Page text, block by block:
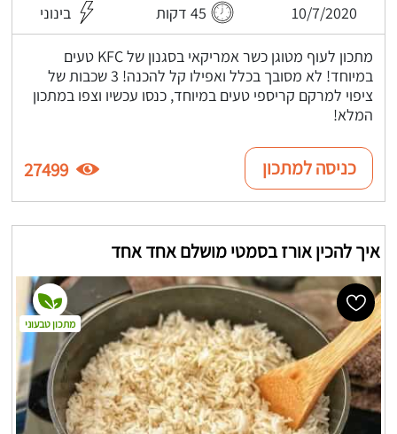
10/7/2020 45 דקות בינוני
מתכון לעוף מטוגן כשר אמריקאי בסגנון של KFC טעים
במיוחד! לא מסובך בכלל ואפילו קל להכנה! 3 שכבות של
ציפוי למרקם קריספי טעים במיוחד, כנסו עכשיו וצפו במתכון
המלא!
כניסה למתכון 27499
איך להכין אורז בסמטי מושלם אחד אחד
מתכון טבעוני